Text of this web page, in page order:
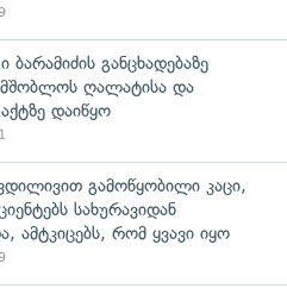
ბარამიძის განცხადებაზე
ღალატისა და
დაიწყო
გამოწყობილი კაცი,
სახურავიდან
ამტკიცებს, რომ ყვავი იყო